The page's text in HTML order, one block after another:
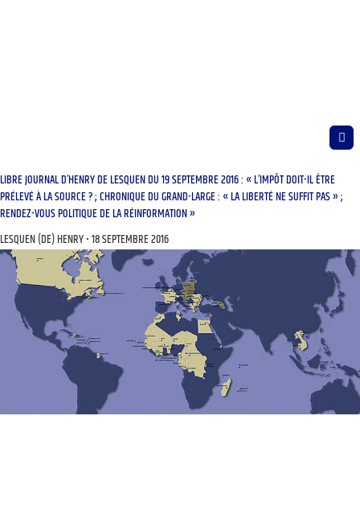
LIBRE JOURNAL D’HENRY DE LESQUEN DU 19 SEPTEMBRE 2016 : « L’IMPÔT DOIT-IL ÊTRE
PRÉLEVÉ À LA SOURCE ? ; CHRONIQUE DU GRAND-LARGE : « LA LIBERTÉ NE SUFFIT PAS » ;
RENDEZ-VOUS POLITIQUE DE LA RÉINFORMATION »
LESQUEN (DE) HENRY 18 SEPTEMBRE 2016